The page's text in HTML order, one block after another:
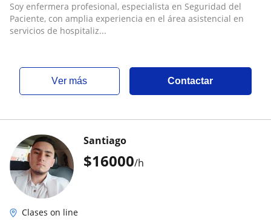
Soy enfermera profesional, especialista en Seguridad del
Paciente, con amplia experiencia en el área asistencial en
servicios de hospitaliz...
ver más Contactar
$16000/h
Santiago
Clases on line